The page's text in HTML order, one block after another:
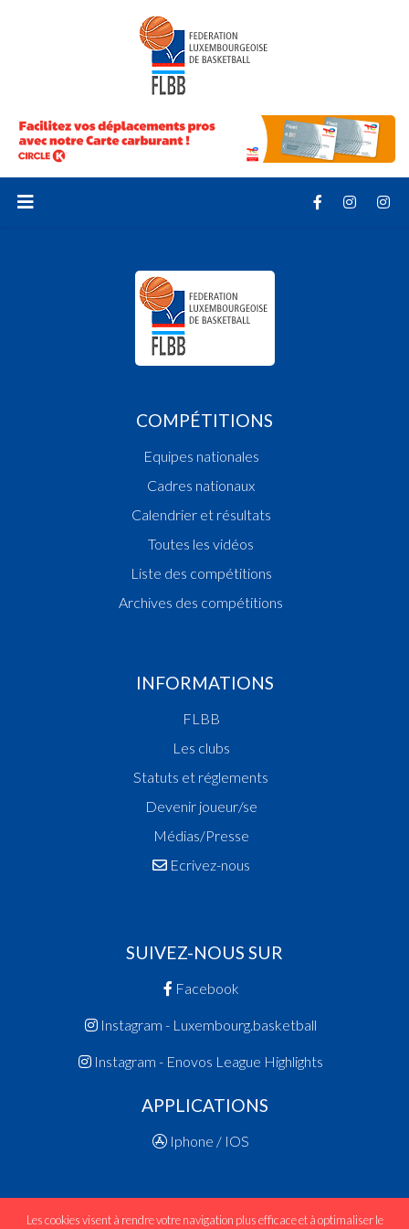
COMPÉTITIONS
Equipes nationales
Cadres nationaux
Calendrier et résultats
Toutes les vidéos
Liste des compétitions
Archives des compétitions
INFORMATIONS
FLBB
Les clubs
Statuts et réglements
Devenir joueur/se
Médias/Presse
Ecrivez-nous
SUIVEZ-NOUS SUR
Facebook
Instagram - Luxembourg.basketball
Instagram - Enovos League Highlights
APPLICATIONS
Iphone / IOS
Les cookies visent à rendre votre navigation plus efficace et à optimaliser le